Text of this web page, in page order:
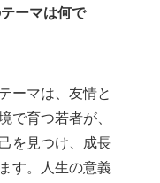
ーマは何で
ーマは、友情と
で育つ若者が、
を見つけ、成長
す。人生の意義